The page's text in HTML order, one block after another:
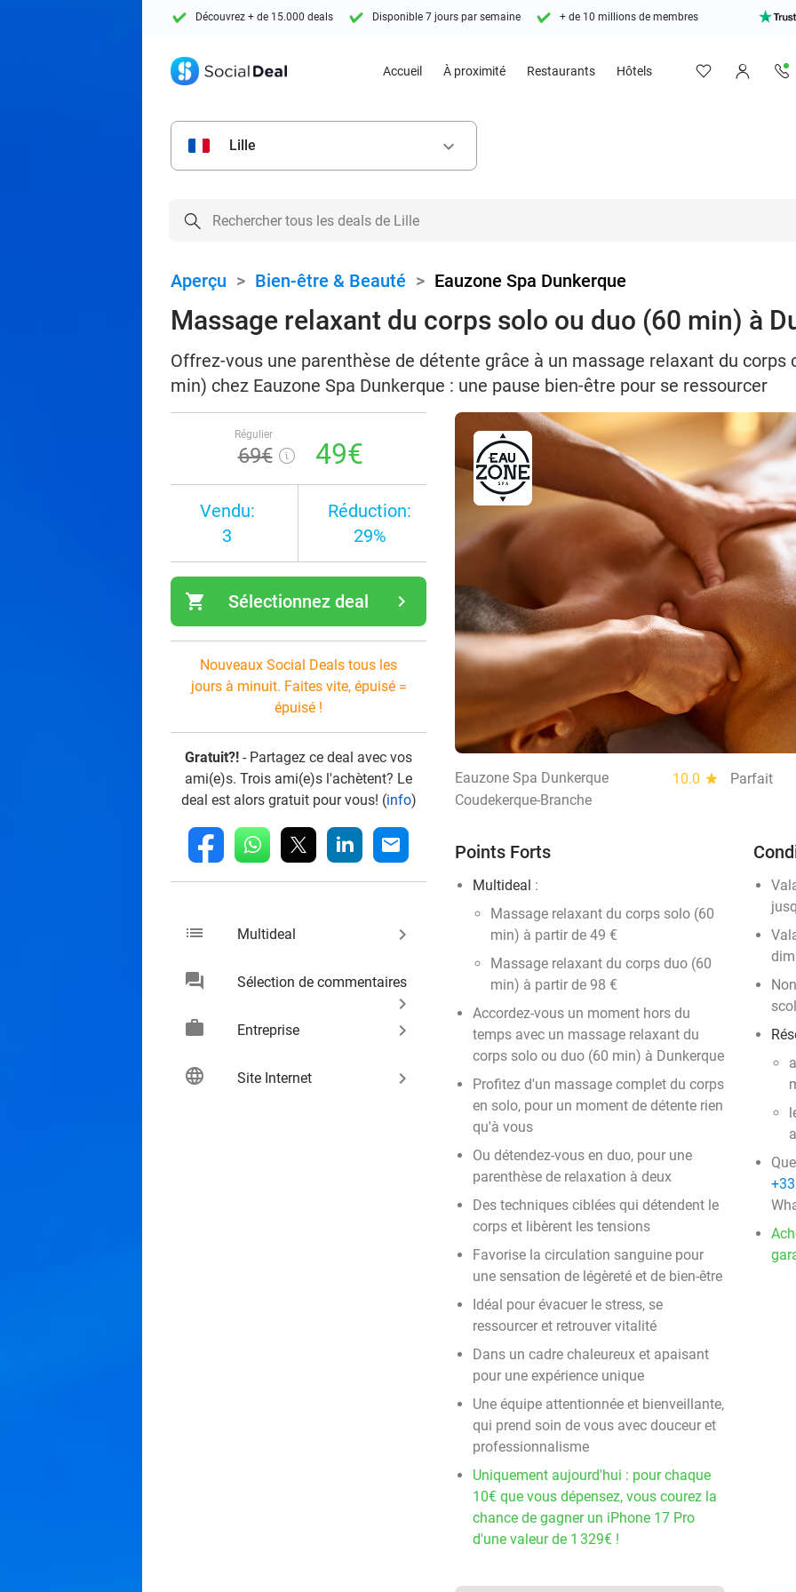
Découvrez + de 15.000 deals Disponible 7 jours par semaine + de 10 millions de membres
Accueil À proximité Restaurants Hôtels
Lille keyboard_arrow_down
Aperçu > Bien-être & Beauté > Eauzone Spa Dunkerque
Massage relaxant du corps solo ou duo (60 min) à
Offrez-vous une parenthèse de détente grâce à un massage relaxant du corps
min) chez Eauzone Spa Dunkerque : une pause bien-être pour se ressourcer
Régulier
69€ 49€
Vendu:
3
Réduction:
29%
shopping_cart navigate_next
Sélectionnez deal
Nouveaux Social Deals tous les
jours à minuit. Faites vite, épuisé =
épuisé !
Gratuit?! - Partagez ce deal avec vos
ami(e)s. Trois ami(e)s l'achètent? Le
deal est alors gratuit pour vous! (info)
fb whatsapp linkedin mail
list Multideal keyboard_arrow_right
chat Sélection de commentaires
keyboard_arrow_right
work
Entreprise keyboard_arrow_right
language Site Internet keyboard_arrow_right
Eauzone Spa Dunkerque 10.0 star
Parfait
Coudekerque-Branche
Points Forts
Multideal :
​Massage relaxant du corps solo (60
min) à partir de 49 €
Massage relaxant du corps duo (60
min) à partir de 98 €
Accordez-vous un moment hors du
temps avec un massage relaxant du
corps solo ou duo (60 min) à Dunkerque
Profitez d'un massage complet du corps
en solo, pour un moment de détente rien
qu'à vous
Ou détendez-vous en duo, pour une
parenthèse de relaxation à deux
Des techniques ciblées qui détendent le
corps et libèrent les tensions
Favorise la circulation sanguine pour
une sensation de légèreté et de bien-être
Idéal pour évacuer le stress, se
ressourcer et retrouver vitalité
Dans un cadre chaleureux et apaisant
pour une expérience unique
Une équipe attentionnée et bienveillante,
qui prend soin de vous avec douceur et
professionnalisme
Uniquement aujourd'hui : pour chaque
10€ que vous dépensez, vous courez la
chance de gagner un iPhone 17 Pro
d'une valeur de 1 329€ !